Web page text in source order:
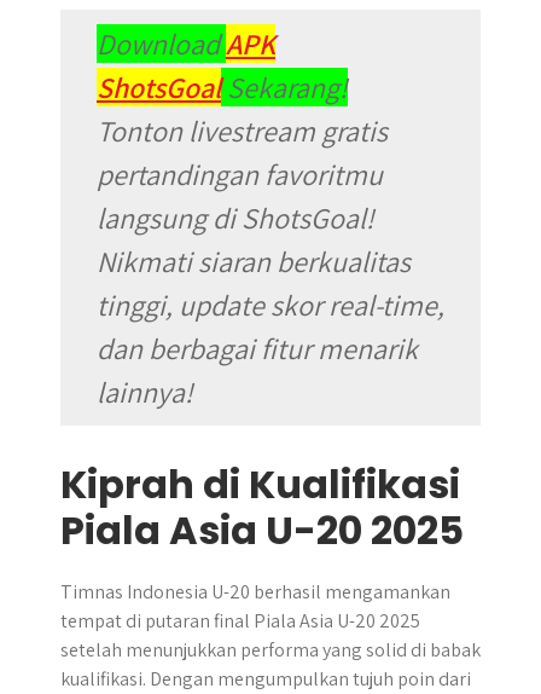
DownloadAPK
ShotsGoalSekarang!
Tonton livestream gratis
pertandingan favoritmu
langsung di ShotsGoal!
Nikmati siaran berkualitas
tinggi, update skor real-time,
dan berbagai fitur menarik
lainnya!
Kiprah di Kualifikasi
Piala Asia U-20 2025
​Timnas Indonesia U-20 berhasil mengamankan
tempat di putaran final Piala Asia U-20 2025
setelah menunjukkan performa yang solid di babak
kualifikasi​. Dengan mengumpulkan tujuh poin dari